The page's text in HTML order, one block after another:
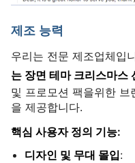
제조 능력
우리는 전문 제조업체입
는 장면 테마 크리스마스
및 프로모션 팩을위한
을 제공합니다.
핵심 사용자 정의 기능:
디자인 및 무대 몰입: